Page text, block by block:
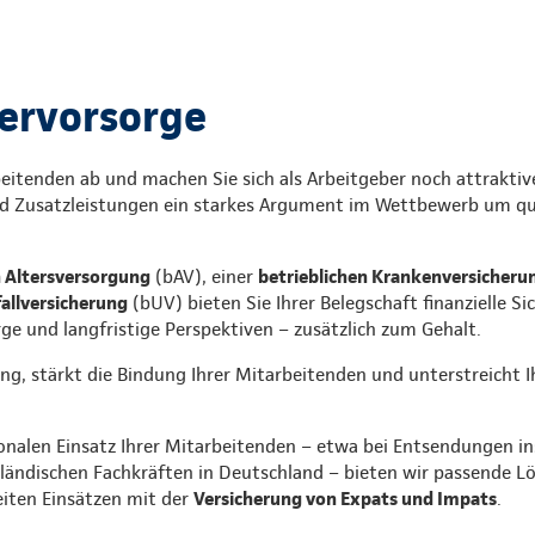
ab und machen Sie sich als Arbeitgeber noch
Zusatzleistungen ein starkes Argument im Wettbewerb um
(bAV), einer betrieblichen
(bUV) bieten Sie Ihrer Belegschaft finanzielle
und langfristige Perspektiven – zusätzlich zum Gehalt.
stärkt die Bindung Ihrer Mitarbeitenden und unterstreicht
Einsatz Ihrer Mitarbeitenden – etwa bei Entsendungen
Fachkräften in Deutschland – bieten wir passende
Einsätzen mit der Versicherung von Expats und Impats.